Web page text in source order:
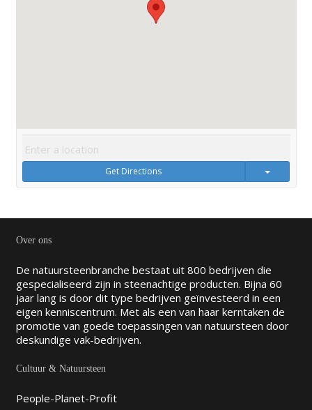
Get Directions
Over ons
De natuursteenbranche bestaat uit 800 bedrijven die
gespecialiseerd zijn in steenachtige producten. Bijna 60
jaar lang is door dit type bedrijven geïnvesteerd in een
eigen kenniscentrum. Met als een van haar kerntaken de
promotie van goede toepassingen van natuursteen door
deskundige vak-bedrijven.
Cultuur & Natuursteen
People-Planet-Profit